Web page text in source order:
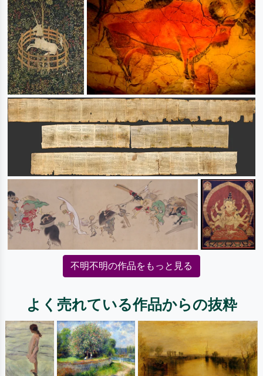
不明不明の作品をもっと見る
よく売れている作品からの抜粋